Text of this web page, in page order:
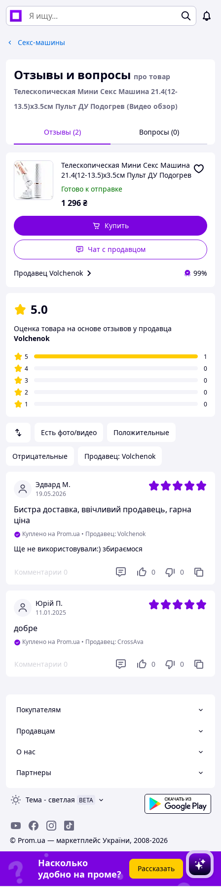
Секс-машины
Отзывы и вопросы про товар
Телескопическая Мини Секс Машина 21.4(12-
13.5)x3.5см Пульт ДУ Подогрев (Видео обзор)
Отзывы (2) Вопросы (0)
Есть фото/видео Положительные
Отрицательные Продавец: Volchenok
Эдвард М.
19.05.2026
Бистра доставка, ввічливий продавець, гарна
ціна
Куплено на Prom.ua • Продавец: Volchenok
Ще не використовували:) збираємося
Комментарии 0 0 0
Юрій П.
11.01.2025
добре
Куплено на Prom.ua • Продавец: CrossAva
Комментарии 0 0 0
Телескопическая Мини Секс Машина
21.4(12-13.5)x3.5см Пульт ДУ Подогрев
(Видео обзор)
Готово к отправке
1 296₴
Купить
Чат с продавцом
Продавец Volchenok 99%
5.0
Оценка товара на основе отзывов у продавца
Volchenok
5
1
4
0
3
0
2
0
1
0
Покупателям
Продавцам
О нас
Партнеры
Тема - светлая BETA
© Prom.ua — маркетплейс України, 2008-2026
Насколько
удобно на проме?
Рассказать